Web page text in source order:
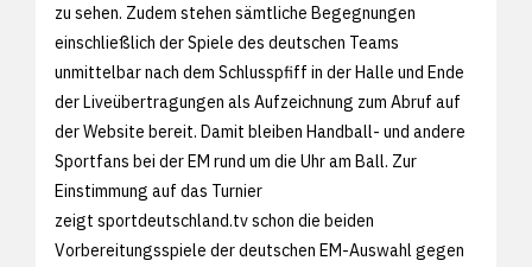
zu sehen. Zudem stehen sämtliche Begegnungen
einschließlich der Spiele des deutschen Teams
unmittelbar nach dem Schlusspfiff in der Halle und Ende
der Liveübertragungen als Aufzeichnung zum Abruf auf
der Website bereit. Damit bleiben Handball- und andere
Sportfans bei der EM rund um die Uhr am Ball. Zur
Einstimmung auf das Turnier
zeigt sportdeutschland.tv schon die beiden
Vorbereitungsspiele der deutschen EM-Auswahl gegen